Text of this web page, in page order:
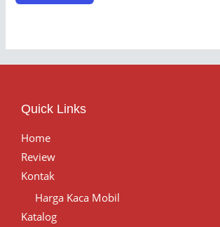
Quick Links
Home
Review
Kontak
Harga Kaca Mobil
Katalog